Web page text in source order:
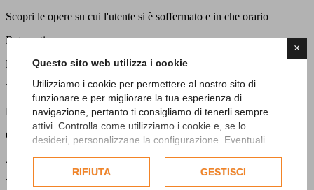
×
Questo sito web utilizza i cookie
Utilizziamo i cookie per permettere al nostro sito di
funzionare e per migliorare la tua esperienza di
navigazione, pertanto ti consigliamo di tenerli sempre
attivi. Controlla come utilizziamo i cookie e, se lo
desideri, personalizzane la configurazione. Eventuali
esclusivamente previa acquisizione del consenso
RIFIUTA GESTISCI
Scopri le opere su cui l'utente si è soffermato e in che orario
Retargeting
Personalizzazione di promozioni in base ai dati raccolti
Tracciabilità
Monitora gli ingressi degli utenti registrati sull'app
Gestione contenuti
Aggiornamento in tempo reale delle informazioni sulla mostra
Vuoi entrare anche tu nel mondo Artyfacts?